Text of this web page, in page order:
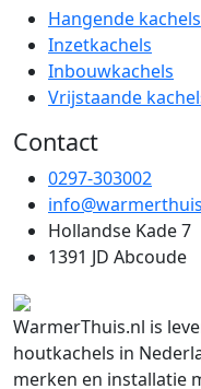
Hangende kachels
Inzetkachels
Inbouwkachels
Vrijstaande
Contact
0297-303002
Hollandse Kade 7
1391 JD Abcoude
WarmerThuis.nl is
houtkachels in
merken en installatie